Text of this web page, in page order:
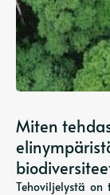
Miten
Tehoviljelystä